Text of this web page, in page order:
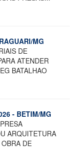
MG
DE
ATENDER
BATALHAO
- BETIM/MG
ARQUITETURA
DE